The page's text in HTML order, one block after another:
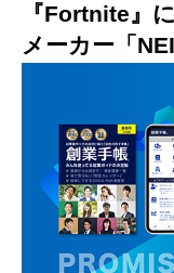
『Fortnite』
メーカー「